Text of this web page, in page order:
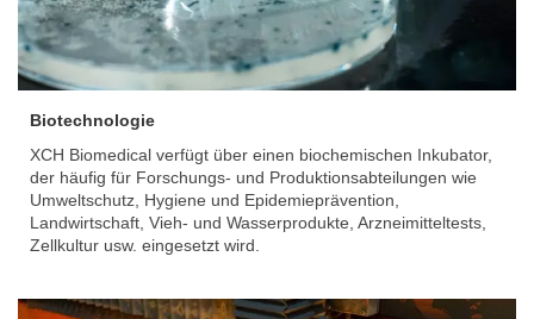
Biotechnologie
XCH Biomedical verfügt über einen biochemischen Inkubator,
der häufig für Forschungs- und Produktionsabteilungen wie
Umweltschutz, Hygiene und Epidemieprävention,
Landwirtschaft, Vieh- und Wasserprodukte, Arzneimitteltests,
Zellkultur usw. eingesetzt wird.